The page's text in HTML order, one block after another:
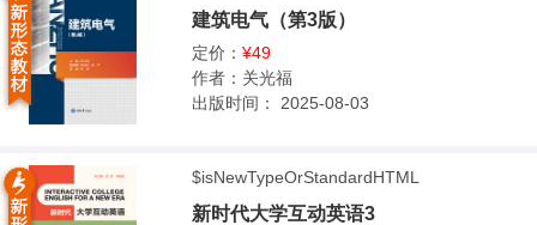
建筑电气（第3版）
定价： ¥49
作者： 关光福
出版时间：
2025-08-03
$isNewTypeOrStandardHTML
新时代大学互动英语3